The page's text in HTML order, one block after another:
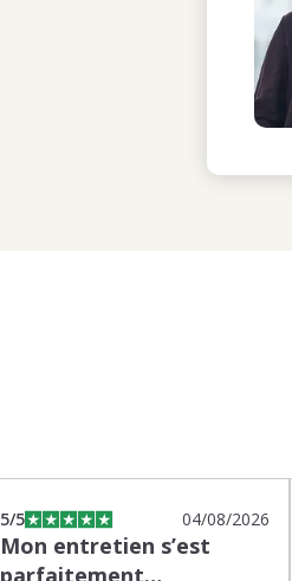
5/5 04/08/2026
Mon entretien s’est
parfaitement…